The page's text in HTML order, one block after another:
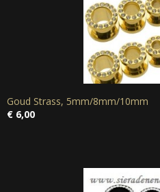
Goud Strass, 5mm/8mm/10mm
€ 6,00